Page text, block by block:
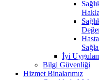
İyi
Bilgi Güvenliği
Hizmet Binalarımız